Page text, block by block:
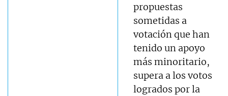
propuestas
sometidas a
votación que han
tenido un apoyo
más minoritario,
supera a los votos
logrados por la